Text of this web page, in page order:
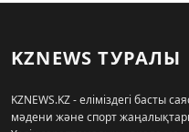
KZNEWS ТУРАЛЫ
KZNEWS.KZ - еліміздегі басты
мәдени және спорт